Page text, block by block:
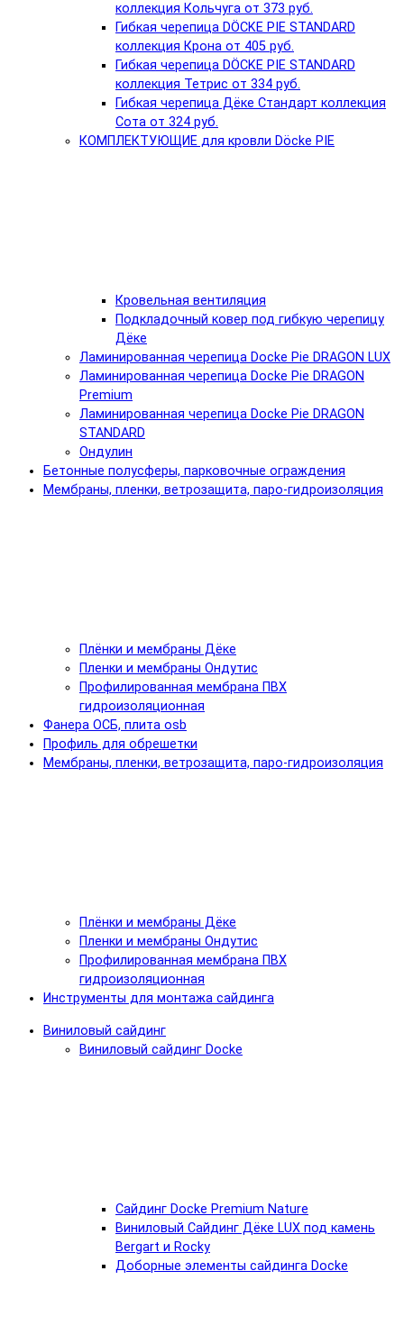
коллекция Кольчуга от 373 руб.
Гибкая черепица DÖCKE PIE STANDARD
коллекция Крона от 405 руб.
Гибкая черепица DÖCKE PIE STANDARD
коллекция Тетрис от 334 руб.
Гибкая черепица Дёке Стандарт коллекция
Сота от 324 руб.
КОМПЛЕКТУЮЩИЕ для кровли Döcke PIE
Кровельная вентиляция
Подкладочный ковер под гибкую черепицу
Дёке
Ламинированная черепица Docke Pie DRAGON LUX
Ламинированная черепица Docke Pie DRAGON
Premium
Ламинированная черепица Docke Pie DRAGON
STANDARD
Ондулин
Бетонные полусферы, парковочные ограждения
Мембраны, пленки, ветрозащита, паро-гидроизоляция
Плёнки и мембраны Дёке
Пленки и мембраны Ондутис
Профилированная мембрана ПВХ
гидроизоляционная
Фанера ОСБ, плита osb
Профиль для обрешетки
Мембраны, пленки, ветрозащита, паро-гидроизоляция
Плёнки и мембраны Дёке
Пленки и мембраны Ондутис
Профилированная мембрана ПВХ
гидроизоляционная
Инструменты для монтажа сайдинга
Виниловый сайдинг
Виниловый сайдинг Docke
Cайдинг Docke Premium Nature
Виниловый Сайдинг Дёке LUX под камень
Bergart и Rocky
Доборные элементы сайдинга Docke